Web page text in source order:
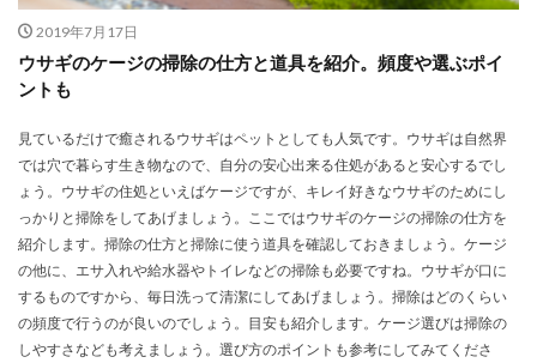
2019年7月17日
ウサギのケージの掃除の仕方と道具を紹介。頻度や選ぶポイ
ントも
見ているだけで癒されるウサギはペットとしても人気です。ウサギは自然界
では穴で暮らす生き物なので、自分の安心出来る住処があると安心するでし
ょう。ウサギの住処といえばケージですが、キレイ好きなウサギのためにし
っかりと掃除をしてあげましょう。ここではウサギのケージの掃除の仕方を
紹介します。掃除の仕方と掃除に使う道具を確認しておきましょう。ケージ
の他に、エサ入れや給水器やトイレなどの掃除も必要ですね。ウサギが口に
するものですから、毎日洗って清潔にしてあげましょう。掃除はどのくらい
の頻度で行うのが良いのでしょう。目安も紹介します。ケージ選びは掃除の
しやすさなども考えましょう。選び方のポイントも参考にしてみてくださ